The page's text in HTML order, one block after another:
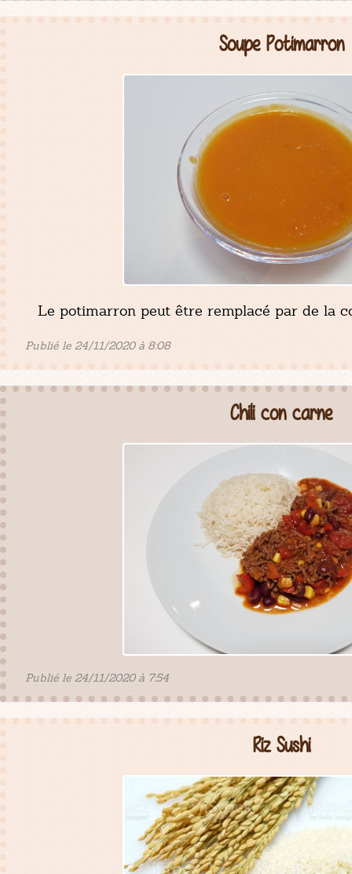
Soupe Potimarron
Le potimarron peut être remplacé par de la
Publié le 24/11/2020 à 8:08
Chili con carne
Publié le 24/11/2020 à 7:54
Riz Sushi